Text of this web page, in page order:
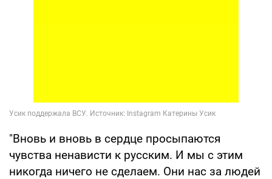
"Вновь и вновь в сердце просыпаются
чувства ненависти к русским. И мы с этим
никогда ничего не сделаем. Они нас за людей